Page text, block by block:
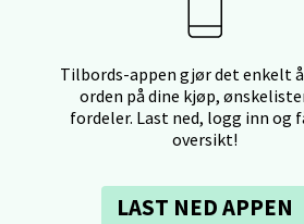
Tilbords-appen gjør det enkelt
orden på dine kjøp,
fordeler. Last ned, logg inn og
oversikt!
LAST NED APPEN
18
- Sirkus Shopping